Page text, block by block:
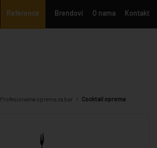
Reference Brendovi O nama Kontakt
Profesionalna oprema za bar Cocktail oprema